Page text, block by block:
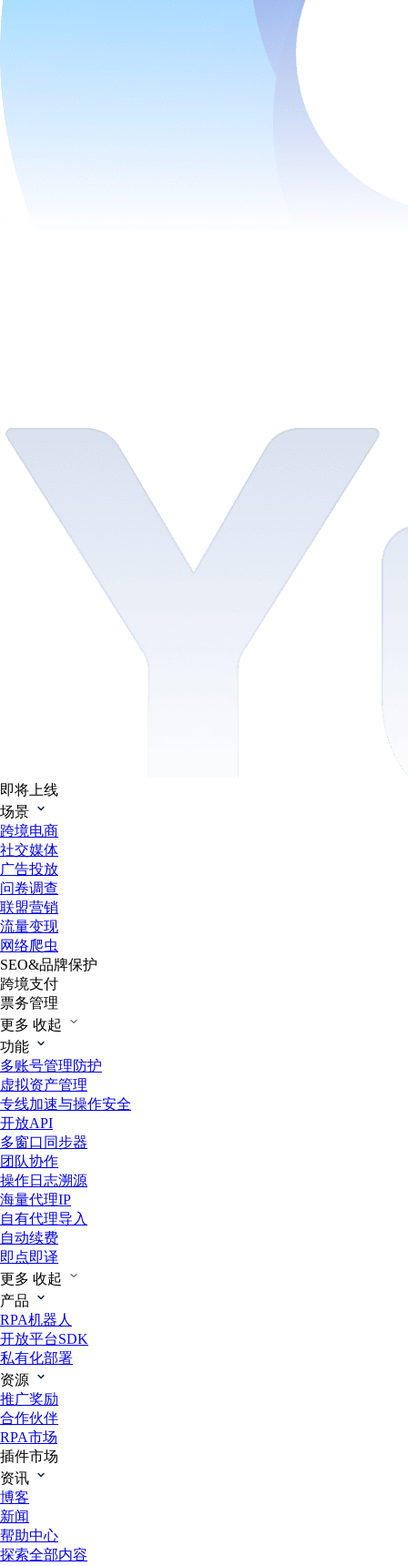
即将上线
场景
跨境电商
社交媒体
广告投放
问卷调查
联盟营销
流量变现
网络爬虫
SEO&品牌保护
跨境支付
票务管理
更多 收起
功能
多账号管理防护
虚拟资产管理
专线加速与操作安全
开放API
多窗口同步器
团队协作
操作日志溯源
海量代理IP
自有代理导入
自动续费
即点即译
更多 收起
产品
RPA机器人
开放平台SDK
私有化部署
资源
推广奖励
合作伙伴
RPA市场
插件市场
资讯
博客
新闻
帮助中心
探索全部内容